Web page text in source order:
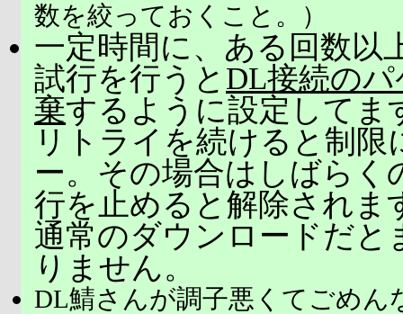
数を絞っておくこと。）
一定時間に、ある回数以
試行を行うと DL接続の
棄するように設定してま
リトライを続けると制限
ー。その場合はしばらく
行を止めると解除されま
通常のダウンロードだと
りません。
DL鯖さんが調子悪くてごめん